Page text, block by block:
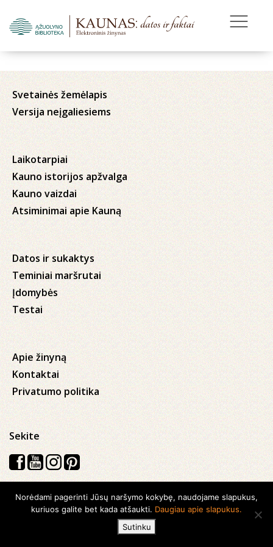
Svetainės žemėlapis
Versija neįgaliesiems
Laikotarpiai
Kauno istorijos apžvalga
Kauno vaizdai
Atsiminimai apie Kauną
Datos ir sukaktys
Teminiai maršrutai
Įdomybės
Testai
Apie žinyną
Kontaktai
Privatumo politika
Sekite
Visos teisės saugomos © 2026 Kauno apskrities viešoji Ąžuolyno
biblioteka
Norėdami pagerinti Jūsų naršymo kokybę, naudojame slapukus,
kuriuos galite bet kada atšaukti. Daugiau apie slapukus.
Sutinku